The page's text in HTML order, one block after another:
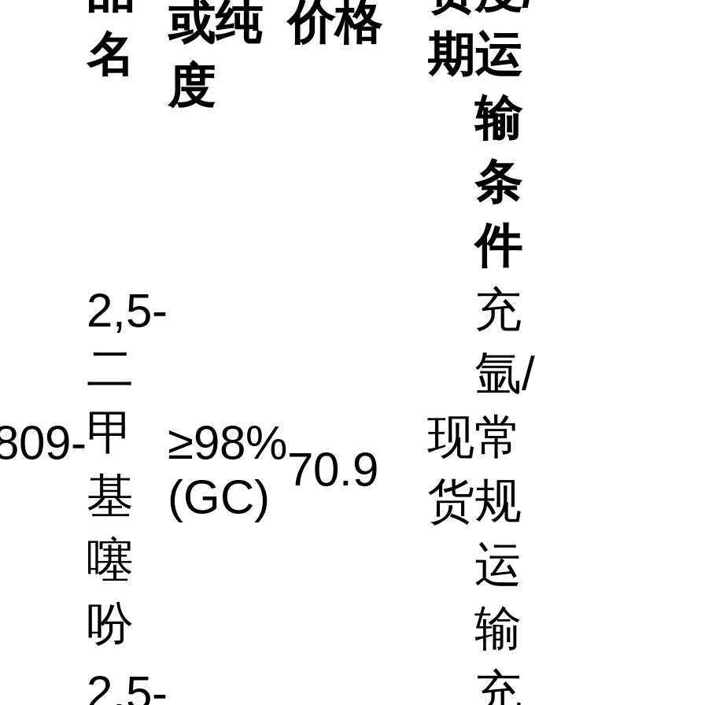
名
或纯
度
价格
期运
输
条
件
2,5-
二
甲
基
噻
吩
≥98%
(GC)
70.9
现
货
充
氩/
常
规
运
输
2,5-
充